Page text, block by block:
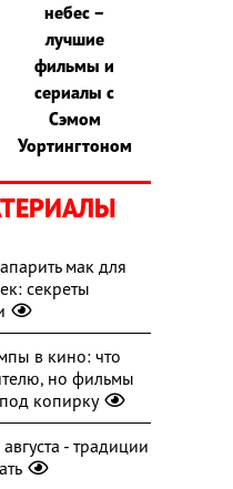
небес –
лучшие
фильмы и
сериалы с
Сэмом
Уортингтоном
мак для
секреты
в кино: что
но фильмы
копирку
- традиции